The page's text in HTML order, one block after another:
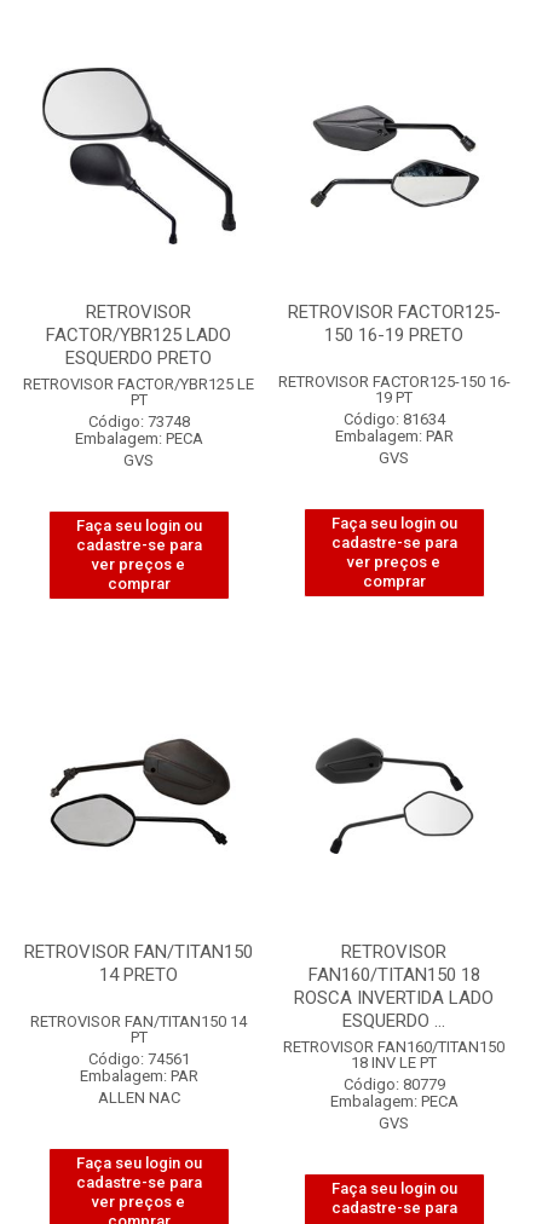
RETROVISOR
FACTOR/YBR125 LADO
ESQUERDO PRETO
RETROVISOR FACTOR/YBR125 LE
PT
Código: 73748
Embalagem: PECA
GVS
Faça seu login ou
cadastre-se para
ver preços e
comprar
RETROVISOR FACTOR125-
150 16-19 PRETO
RETROVISOR FACTOR125-150 16-
19 PT
Código: 81634
Embalagem: PAR
GVS
Faça seu login ou
cadastre-se para
ver preços e
comprar
RETROVISOR FAN/TITAN150
14 PRETO
RETROVISOR FAN/TITAN150 14
PT
Código: 74561
Embalagem: PAR
ALLEN NAC
Faça seu login ou
cadastre-se para
ver preços e
RETROVISOR
FAN160/TITAN150 18
ROSCA INVERTIDA LADO
ESQUERDO ...
RETROVISOR FAN160/TITAN150
18 INV LE PT
Código: 80779
Embalagem: PECA
GVS
Faça seu login ou
cadastre-se para